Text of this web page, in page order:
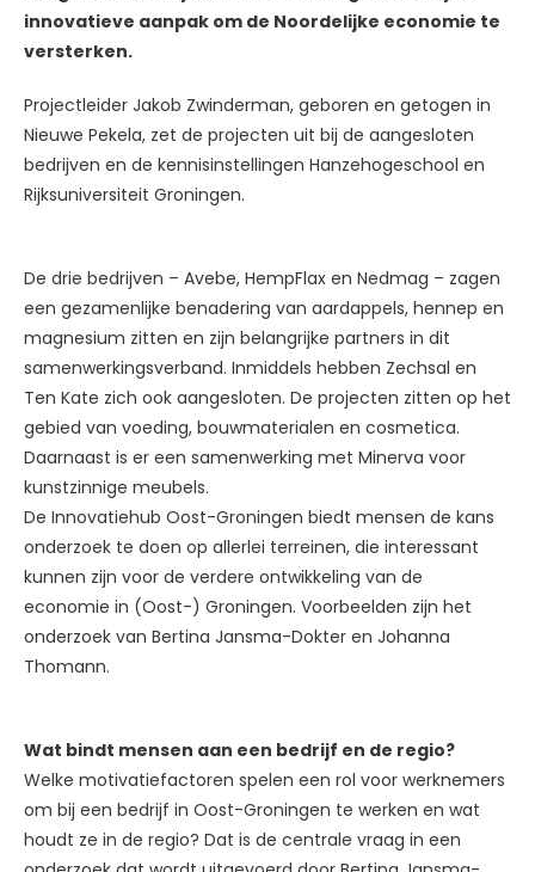
innovatieve aanpak om de Noordelijke economie te
versterken.
Projectleider Jakob Zwinderman, geboren en getogen in
Nieuwe Pekela, zet de projecten uit bij de aangesloten
bedrijven en de kennisinstellingen Hanzehogeschool en
Rijksuniversiteit Groningen.
De drie bedrijven – Avebe, HempFlax en Nedmag – zagen
een gezamenlijke benadering van aardappels, hennep en
magnesium zitten en zijn belangrijke partners in dit
samenwerkingsverband. Inmiddels hebben Zechsal en
Ten Kate zich ook aangesloten. De projecten zitten op het
gebied van voeding, bouwmaterialen en cosmetica.
Daarnaast is er een samenwerking met Minerva voor
kunstzinnige meubels.
De Innovatiehub Oost-Groningen biedt mensen de kans
onderzoek te doen op allerlei terreinen, die interessant
kunnen zijn voor de verdere ontwikkeling van de
economie in (Oost-) Groningen. Voorbeelden zijn het
onderzoek van Bertina Jansma-Dokter en Johanna
Thomann.
Wat bindt mensen aan een bedrijf en de regio?
Welke motivatiefactoren spelen een rol voor werknemers
om bij een bedrijf in Oost-Groningen te werken en wat
houdt ze in de regio? Dat is de centrale vraag in een